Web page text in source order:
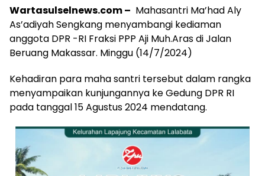
Wartasulselnews.com – Mahasantri Ma’had Aly
As’adiyah Sengkang menyambangi kediaman
anggota DPR -RI Fraksi PPP Aji Muh.Aras di Jalan
Beruang Makassar. Minggu (14/7/2024)
Kehadiran para maha santri tersebut dalam rangka
menyampaikan kunjungannya ke Gedung DPR RI
pada tanggal 15 Agustus 2024 mendatang.